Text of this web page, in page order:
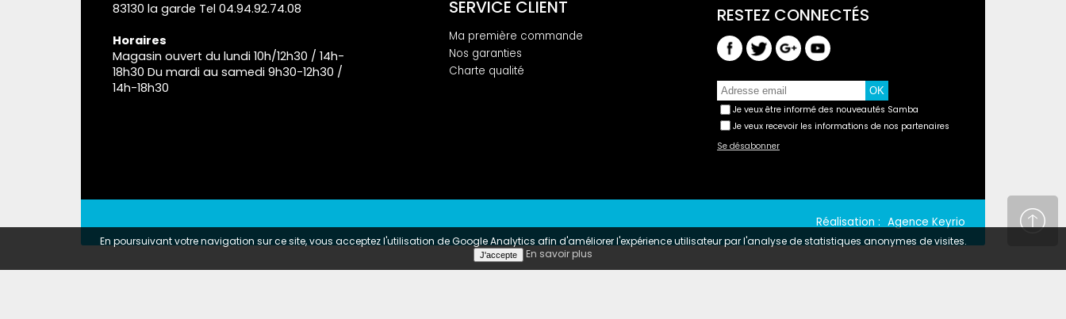
83130 la garde Tel 04.94.92.74.08
Horaires
Magasin ouvert du lundi 10h/12h30 / 14h-
18h30 Du mardi au samedi 9h30-12h30 /
14h-18h30
SERVICE CLIENT
Ma première commande
Nos garanties
Charte qualité
Je veux être informé des nouveautés Samba
Je veux recevoir les informations de nos partenaires
Se désabonner
Réalisation : Agence Keyrio
En poursuivant votre navigation sur ce site, vous acceptez l'utilisation de Google Analytics afin d'améliorer l'expérience utilisateur par l'analyse de statistiques anonymes de visites.
En savoir plus